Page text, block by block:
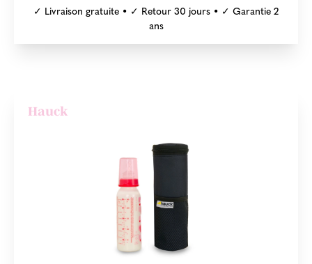
✓ Livraison gratuite • ✓ Retour 30 jours • ✓ Garantie 2
ans
Hauck